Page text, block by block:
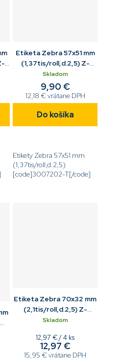
Etiketa Zebra 57x51 mm
(1,37tis/roll,d.2,5) Z-
Select 2000T biela
Skladom
12,18 € vrátane DPH
9,90 €
Do košíka
Etikety Zebra 57x51 mm
(1,37tis/roll,d.2,5)
[code]3007202-T[/code]
Etiketa Zebra 70x32 mm
(2,1tis/roll,d.2,5) Z-
Select 2000T biela
Skladom
15,95 € vrátane DPH
12,97 €
Jednotková
cena:
12,97 € / 4 ks